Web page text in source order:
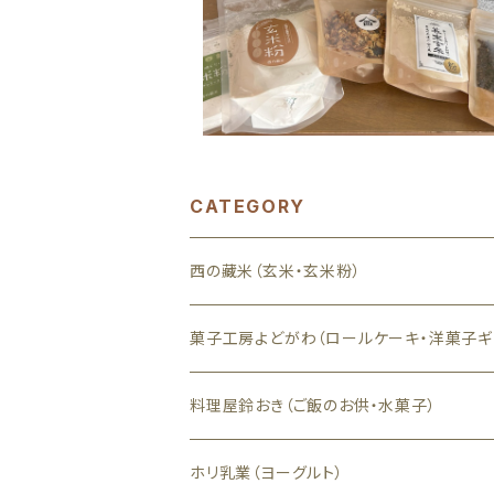
CATEGORY
西の藏米（玄米・玄米粉）
菓子工房よどがわ（ロールケーキ・洋菓子ギ
料理屋鈴おき（ご飯のお供・水菓子）
ホリ乳業（ヨーグルト）